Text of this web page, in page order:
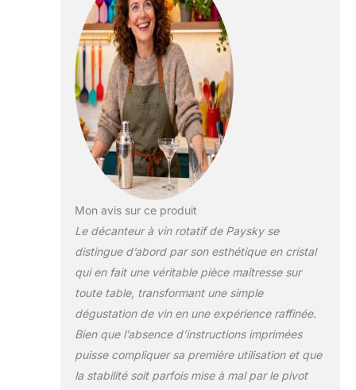
sans plomb : la carafe à
décanter en cristal est
fabriquée en verre
cristal de qualité
supérieure sans plomb
et soufflé à la main,
beaucoup plus grande
que la dureté du verre
ordinaire, sans avoir à
vous soucier de la
casse. Avec une base
lestée, peut tenir
fermement sur les
surfaces. Cadeau
parfait : les amateurs de
vin ne peuvent jamais
avoir assez
cadeaux. Notre carafe à
vin rouge est le cadeau
parfait pour les
vacances, les
Mon avis sur ce produit
Le décanteur à vin rotatif de Paysky se
distingue d’abord par son esthétique en cristal
qui en fait une véritable pièce maîtresse sur
toute table, transformant une simple
dégustation de vin en une expérience raffinée.
Bien que l’absence d’instructions imprimées
puisse compliquer sa première utilisation et que
la stabilité soit parfois mise à mal par le pivot